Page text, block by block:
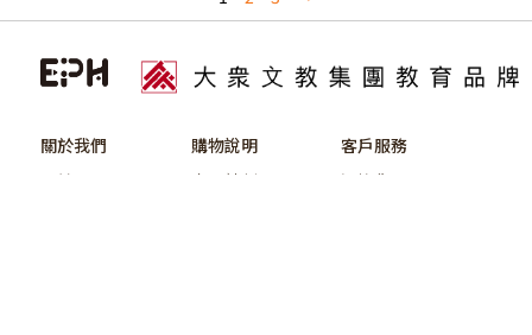
關於我們
關於EPHmall
購物說明
會員計劃
客戶服務
退換貨品